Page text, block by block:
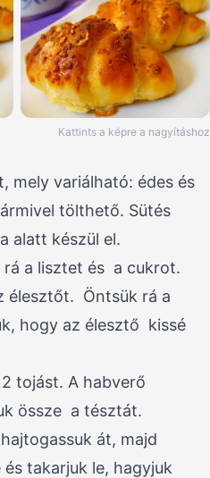
Kattints a képre a nagyításhoz
mely variálható: édes és
tölthető. Sütés
alatt készül el.
a lisztet és a cukrot.
élesztőt. Öntsük rá a
hogy az élesztő kissé
tojást. A habverő
össze a tésztát.
át, majd
takarjuk le, hagyjuk